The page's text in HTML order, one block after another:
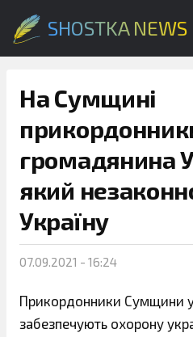
SHOSTKA NEWS
На Сумщині
громадянина
який
Україну
07.09.2021 - 16:24
Прикордонники Сумщини
забезпечують охорону